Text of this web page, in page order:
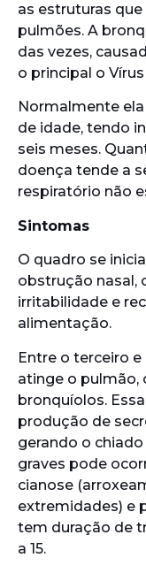
as estruturas
pulmões. A
das vezes,
o principal o
Normalmente
de idade, tendo
seis meses.
doença tende a
respiratório não
Sintomas
O quadro se
obstrução nasal,
irritabilidade e
alimentação.
Entre o terceiro
atinge o pulmão,
bronquíolos.
produção de
gerando o
graves pode
cianose
extremidades) e
tem duração de
a 15.